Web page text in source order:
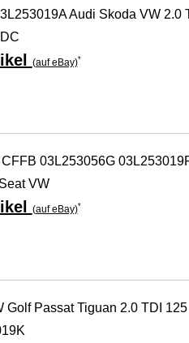
Audi Skoda VW 2.0
(auf eBay)*
03L253056G
VW
(auf eBay)*
Golf Passat Tiguan 2.0 TDI 125